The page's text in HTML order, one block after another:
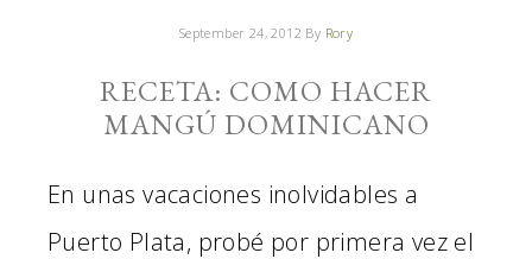
September 24, 2012 By Rory
RECETA: COMO HACER
MANGÚ DOMINICANO
En unas vacaciones inolvidables a
Puerto Plata, probé por primera vez el